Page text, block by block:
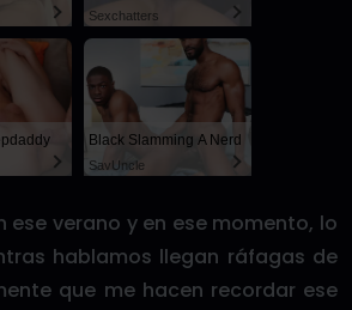
Sexchatters
Black Slamming A Nerd
SayUncle
ese verano y en ese momento, lo
hablamos llegan ráfagas de
que me hacen recordar ese